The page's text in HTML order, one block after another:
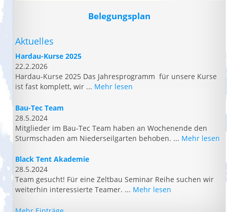
Belegungsplan
Aktuelles
Hardau-Kurse 2025
22.2.2026
Hardau-Kurse 2025 Das Jahresprogramm für unsere Kurse
ist fast komplett, wir ... Mehr lesen
Bau-Tec Team
28.5.2024
Mitglieder im Bau-Tec Team haben an Wochenende den
Sturmschaden am Niederseilgarten behoben. ... Mehr lesen
Black Tent Akademie
28.5.2024
Team gesucht! Für eine Zeltbau Seminar Reihe suchen wir
weiterhin interessierte Teamer. ... Mehr lesen